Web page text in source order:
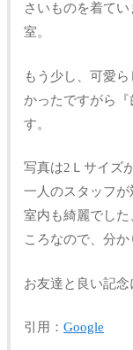
さいものを着て
室。
もう少し、可愛
かったですがら
す。
写真は2Ｌサイズ
一人のスタッフが
室内も綺麗でし
ころなので、分か
お友達と良い記念
引用： Google